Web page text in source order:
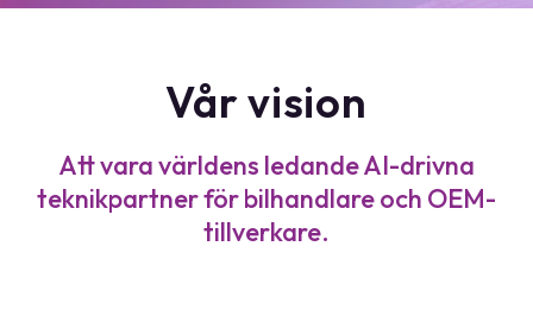
Vår vision
Att vara världens ledande AI-drivna
teknikpartner för bilhandlare och OEM-
tillverkare.